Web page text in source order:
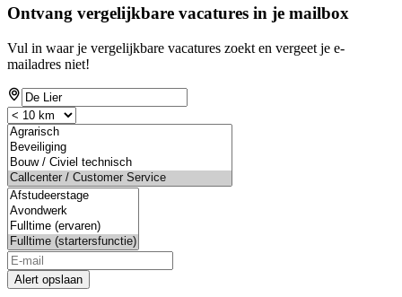
Ontvang vergelijkbare vacatures in je mailbox
Vul in waar je vergelijkbare vacatures zoekt en vergeet je e-
mailadres niet!
Alert opslaan